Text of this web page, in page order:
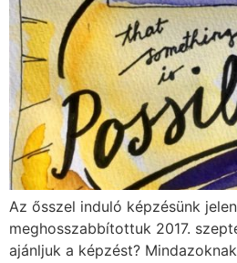
Az ősszel induló képzésünk
meghosszabbítottuk 2017.
ajánljuk a képzést?